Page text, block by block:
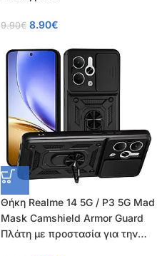
9.90€ 8.90€
Θήκη Realme 14 5G / P3 5G Mad
Mask Camshield Armor Guard
Πλάτη με προστασία για την